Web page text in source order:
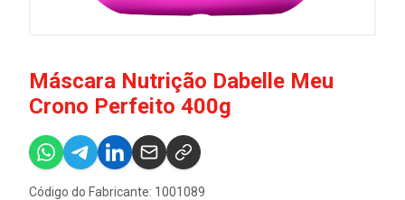
Máscara Nutrição Dabelle Meu
Crono Perfeito 400g
Código do Fabricante: 1001089